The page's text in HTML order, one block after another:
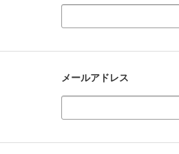
メールアドレス